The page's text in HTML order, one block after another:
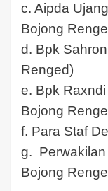
c. Aipda
Bojong
d. Bpk
Renged)
e. Bpk
Bojong
f. Para Staf
g.
Bojong